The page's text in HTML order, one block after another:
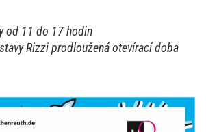
od 11 do 17 hodin
Rizzi prodloužená otevírací doba